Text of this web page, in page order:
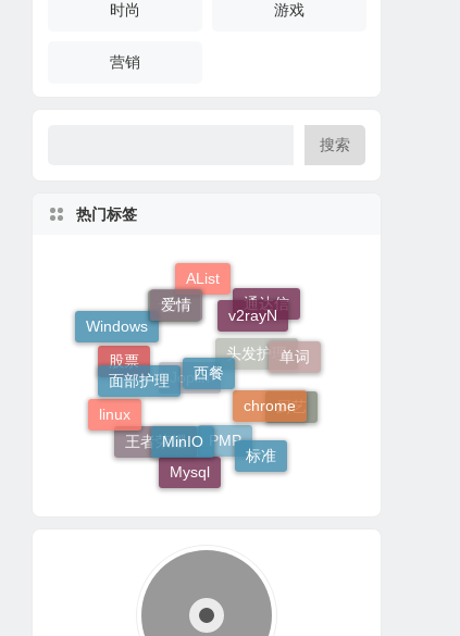
时尚 游戏
营销
搜索
热门标签
音标
AList
通达信
头发护理
Joplin
股票
Windows
爱情
v2rayN
单词
厨艺
PMP
王者荣耀
linux
面部护理
西餐
chrome
标准
Mysql
MinIO